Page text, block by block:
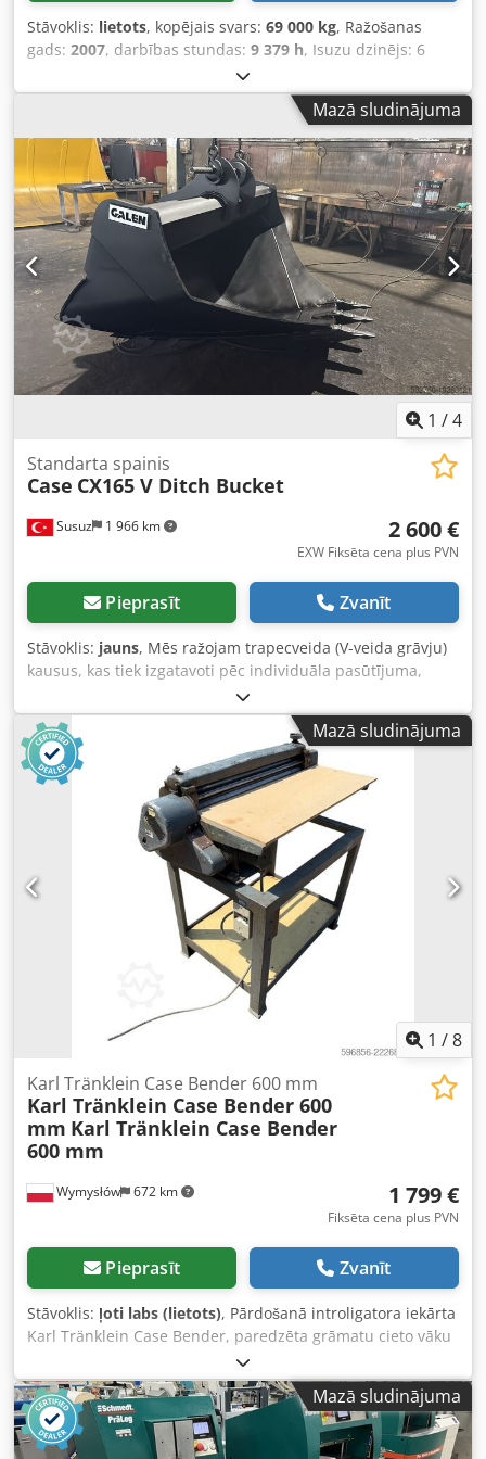
Hidrostatisks pļaušanas aparāta piedziņa Automātiska
darba mehānisma apgriezienu pielāgošana Horizontāla
darba mehānisma regulēšana Hidrauliskais Multi-
ātrsavienotājs Īss salmu dalītājs Hidrauliskais rapšu
griezējs Rabolon vārpu pacēlāji Pļaušanas galvas piekabe
TAM Leguan quattro 30 Tips: SWW 30FT FIN:
WEGTP28F3HAAA3318 Izl. gads: 2018 Divasu 25 km/h LED
apgaismojuma komplekts Riepas: 10.0/75-15.3 Cena
norādīta par preci, izņemot uz vietas. Prece atrodas: 49419
Wagenfeld-Ströhen, un tā jāizņem pašam pircējam. Šis
piedāvājums attiecas tikai uz aprakstīto priekšmetu. Citas
šeit redzamās preces, iespējams, ir atsevišķu citu
piedāvājumu sastāvdaļa. Iespējamas kļūdas aprakstā.
Inventāra numurs: 2926-26
Stāvoklis: lietots, kopējais svars: 69 000 kg, Ražošanas
gads: 2007, darbības stundas: 9 379 h, Isuzu dzinējs: 6
cilindri, 345 kW – AH-6WG1X – EPA un CE Strēle 6,58 m
Rokas 3 m Apakšējās plāksnes 650 mm Visas hidrauliskās
līnijas (āmurs/satvērējs un rotācija) Hidrauliskā ātrā
savienotāja: OIL Quick OQ90 vai Lehnhoff HS80 Dsdpfx
Aloul U H Toaeck Rakšanas kauss – 4,55 m³ SAE
Transportēšanas svars: 69 t Transportēšanas platums: 3,93
m Darba platums (4,14 m ar kāpnītiem) Transportēšanas
augstums: 4,37 m Iekārta tika atjaunota un remontēta
mūsu darbnīcā Atskaiti pēc pieprasījuma Veikta pilna
apkope: visas eļļas un filtri, tostarp 650 litri hidrauliskās
eļļas CASE Vācija 2026. gada marts: Dzinējam ir 6 jauni
iesmidzinātāji (rēķins pēc pieprasījuma)
Mazā sludinājuma
1 /4
Susuz 1 966 km
Standarta spainis
Case CX165 V Ditch Bucket
2 600 €
EXW Fiksēta cena plus PVN
Pieprasīt Zvanīt
Stāvoklis: jauns, Mēs ražojam trapecveida (V-veida grāvju)
kausus, kas tiek izgatavoti pēc individuāla pasūtījuma,
pielāgojot tieši jūsu kanāla izmēriem. Dedpfx Alewn E A
Hoaock
Mazā sludinājuma
1 /8
Wymysłów 672 km
Karl Tränklein Case Bender 600 mm
Karl Tränklein Case Bender 600
mm Karl Tränklein Case Bender
600 mm
1 799 €
Fiksēta cena plus PVN
Pieprasīt Zvanīt
Stāvoklis: ļoti labs (lietots), Pārdošanā introligatora iekārta
Karl Tränklein Case Bender, paredzēta grāmatu cieto vāku
muguriņu formēšanai un liekšanai. Iekārta nodrošina
vākiem atbilstošu izliekuma rādiusu, lai tie ideāli piegulētu
grāmatas blokam. Iekārta ir aprīkota ar regulējamiem
veltņiem, kas ļauj pielāgoties dažādu biezumu vākiem.
Stabilā čuguna konstrukcija nodrošina augstu precizitāti
Mazā sludinājuma